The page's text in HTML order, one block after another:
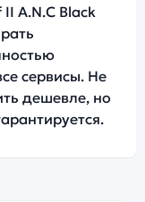
A.N.C Black
сервисы. Не
дешевле, но